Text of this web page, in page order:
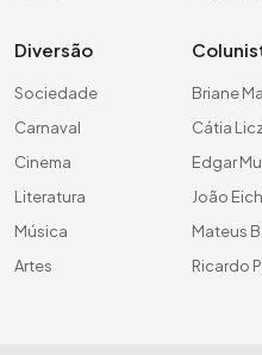
Diversão
Sociedade
Carnaval
Cinema
Literatura
Música
Artes
Briane
Cátia
Edgar
João
Mateus
Ricardo